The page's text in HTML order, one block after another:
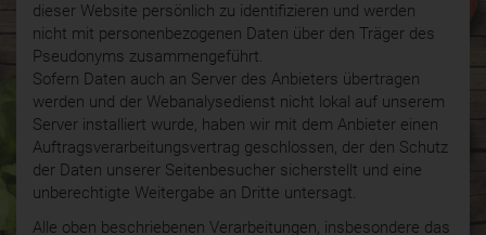
dieser Website persönlich zu identifizieren und werden
nicht mit personenbezogenen Daten über den Träger des
Pseudonyms zusammengeführt.
Sofern Daten auch an Server des Anbieters übertragen
werden und der Webanalysedienst nicht lokal auf unserem
Server installiert wurde, haben wir mit dem Anbieter einen
Auftragsverarbeitungsvertrag geschlossen, der den Schutz
der Daten unserer Seitenbesucher sicherstellt und eine
unberechtigte Weitergabe an Dritte untersagt.
Alle oben beschriebenen Verarbeitungen, insbesondere das